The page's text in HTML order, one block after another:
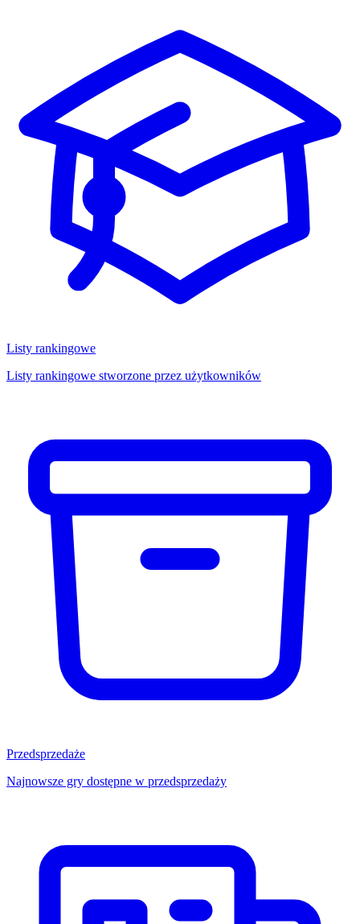
Listy rankingowe
Listy rankingowe stworzone przez użytkowników
Przedsprzedaże
Najnowsze gry dostępne w przedsprzedaży